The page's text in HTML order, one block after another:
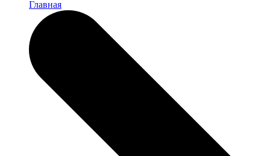
Главная